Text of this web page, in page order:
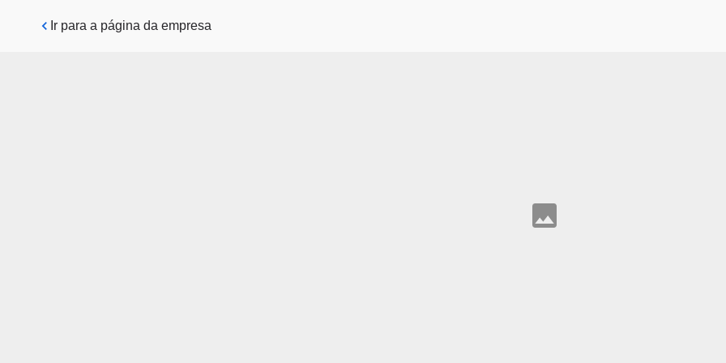
Pular para o conteúdo principal
Ir para a página da empresa